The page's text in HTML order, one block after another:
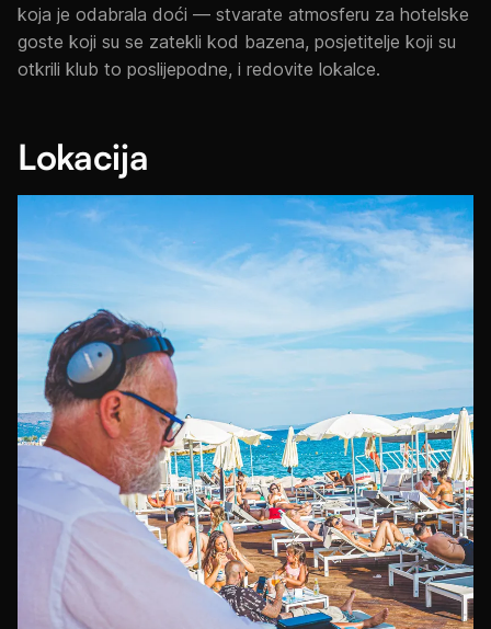
koja je odabrala doći — stvarate atmosferu za hotelske
goste koji su se zatekli kod bazena, posjetitelje koji su
otkrili klub to poslijepodne, i redovite lokalce.
Lokacija